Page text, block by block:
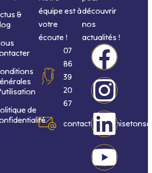
&
de
équipe est à
votre
écoute !
07
86
39
20
67
découvrir
nos
actualités !
F
a
c
e
b
I
n
s
t
a
L
i
n
k
e
Y
o
u
t
u